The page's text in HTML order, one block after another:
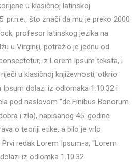
u klasičnoj latinskoj
pr.n.e., što znači da mu je preko 2000
profesor latinskog jezika na
u Virginiji, potražio je jednu od
iz Lorem Ipsum teksta, i
u klasičnoj književnosti, otkrio
dolazi iz odlomaka 1.10.32 i
pod naslovom “de Finibus Bonorum
i zla), napisanog 45. godine
o teoriji etike, a bilo je vrlo
redak Lorem Ipsum-a, “Lorem
iz odlomka 1.10.32.